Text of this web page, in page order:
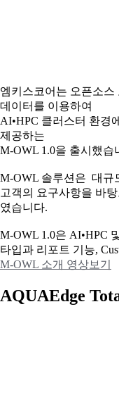
엠키스코어는 오픈소스
데이터를 이용하여
AI•HPC 클러스터 환경
제공하는
M-OWL 1.0을 출시했습
M-OWL 솔루션은 대규
고객의 요구사항을 바
였습니다.
M-OWL 1.0은 AI•HPC
타입과 리포트 기능,
M-OWL 소개 영상보기
AQUAEdge